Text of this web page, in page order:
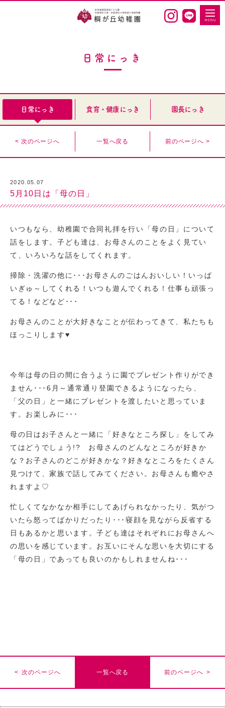
日常にっき
日常にっき 食育・健康にっき 園長にっき
< 次のページへ 一覧へ戻る 前のページへ >
2020.05.07
5月10日は「母の日」
いつもなら、幼稚園で合同礼拝を行い「母の日」について
話をします。子ども達は、お母さんのことをよく見てい
て、いろいろな話をしてくれます。
掃除・洗濯の他に･･･お母さんのごはんおいしい！いっぱ
いぎゅ～してくれる！いつも遊んでくれる！仕事も頑張っ
てる！などなど･･･
お母さんのことが大好きなことが伝わってきて、私たちも
ほっこりします♥
今年は母の日の間に合うように園でプレゼント作りができ
ません･･･6月～通常通り登園できるようになったら、
「父の日」と一緒にプレゼントを渡したいと思っていま
す。お楽しみに･･･
母の日はお子さんと一緒に「好きなところ探し」をしてみ
てはどうでしょう!? お母さんのどんなところが好きか
な？お子さんのどこが好きかな？好きなところをたくさん
見つけて、家族で話してみてください。お母さんも癒やさ
れますよ♡
忙しくてなかなか相手にしてあげられなかったり、気がつ
いたら怒ってばかりだったり･･･寝顔を見ながら反省する
日もあるかと思います。子ども達はそれぞれにお母さんへ
の思いを感じています。お互いにそんな思いを大切にする
「母の日」であっても良いのかもしれませんね･･･
< 次のページへ 一覧へ戻る 前のページへ >